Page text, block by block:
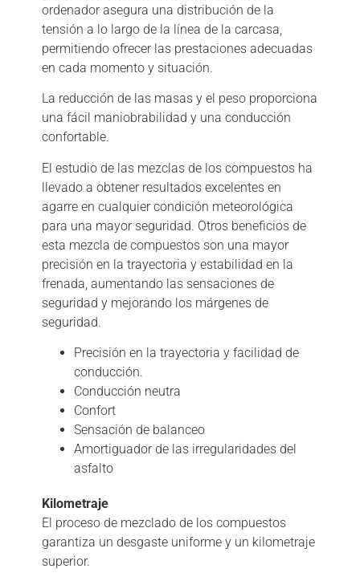
ordenador asegura una distribución de la
tensión a lo largo de la línea de la carcasa,
permitiendo ofrecer las prestaciones adecuadas
en cada momento y situación.
La reducción de las masas y el peso proporciona
una fácil maniobrabilidad y una conducción
confortable.
El estudio de las mezclas de los compuestos ha
llevado a obtener resultados excelentes en
agarre en cualquier condición meteorológica
para una mayor seguridad. Otros beneficios de
esta mezcla de compuestos son una mayor
precisión en la trayectoria y estabilidad en la
frenada, aumentando las sensaciones de
seguridad y mejorando los márgenes de
seguridad.
Precisión en la trayectoria y facilidad de
conducción.
Conducción neutra
Confort
Sensación de balanceo
Amortiguador de las irregularidades del
asfalto
Kilometraje
El proceso de mezclado de los compuestos
garantiza un desgaste uniforme y un kilometraje
superior.